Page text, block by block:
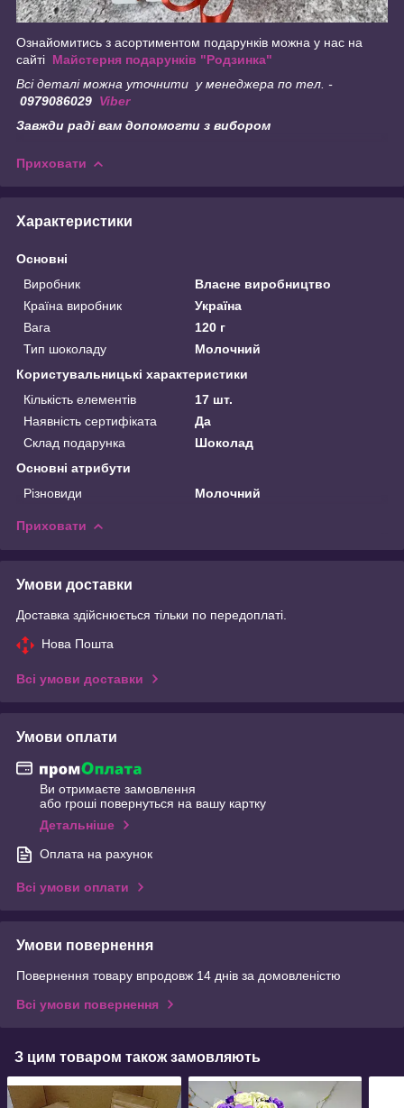
Ознайомитись з асортиментом подарунків можна у нас на
сайті Майстерня подарунків "Родзинка"
Всі деталі можна уточнити у менеджера по тел. -
0979086029 Viber
Завжди раді вам допомогти з вибором
Приховати
Характеристики
Основні
Виробник
Власне виробництво
Країна виробник
Україна
Вага
120 г
Тип шоколаду
Молочний
Користувальницькі характеристики
Кількість елементів
17 шт.
Наявність сертифіката
Да
Склад подарунка
Шоколад
Основні атрибути
Різновиди
Молочний
Приховати
Умови доставки
Доставка здійснюється тільки по передоплаті.
Нова Пошта
Всі умови доставки
Умови оплати
Ви отримаєте замовлення
або гроші повернуться на вашу картку
Детальніше
Оплата на рахунок
Всі умови оплати
Умови повернення
Повернення товару впродовж 14 днів за домовленістю
Всі умови повернення
З цим товаром також замовляють